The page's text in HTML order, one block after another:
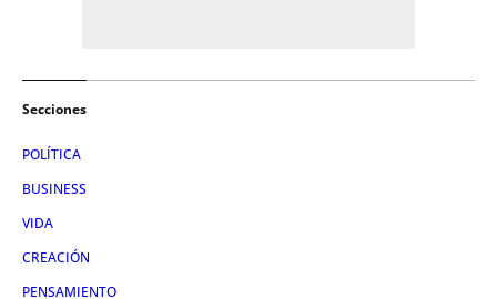
Secciones
POLÍTICA
BUSINESS
VIDA
CREACIÓN
PENSAMIENTO